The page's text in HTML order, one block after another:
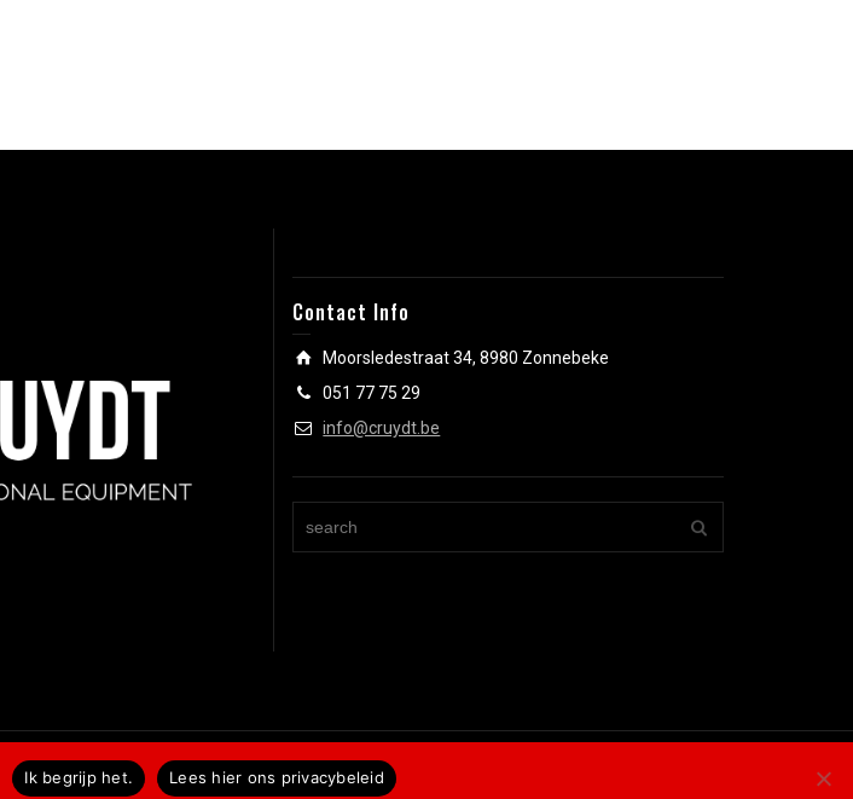
Contact Info
Moorsledestraat 34, 8980 Zonnebeke
051 77 75 29
info@cruydt.be
Ik begrijp het. Lees hier ons privacybeleid